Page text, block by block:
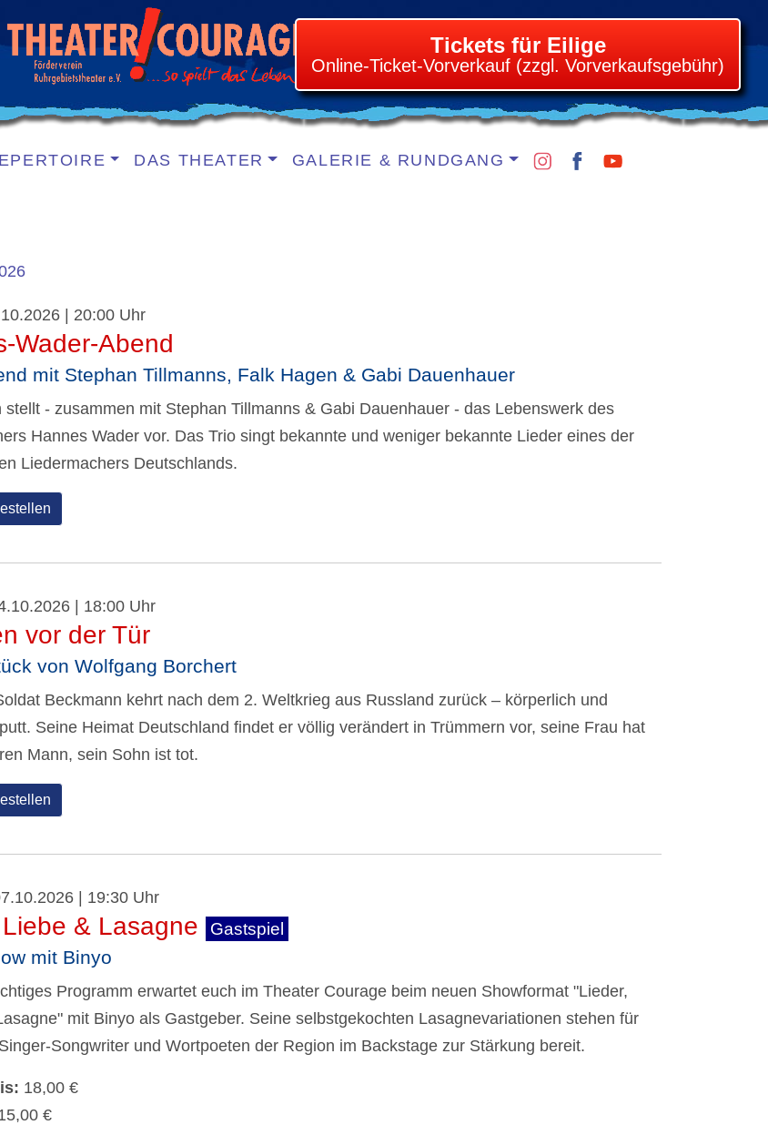
Tickets für Eilige
Online-Ticket-Vorverkauf (zzgl. Vorverkaufsgebühr)
DAS THEATER GALERIE & RUNDGANG
| 20:00 Uhr
Wader-Abend
mit Stephan Tillmanns, Falk Hagen & Gabi Dauenhauer
stellt - zusammen mit Stephan Tillmanns & Gabi Dauenhauer - das Lebenswerk des
Hannes Wader vor. Das Trio singt bekannte und weniger bekannte Lieder eines der
Liedermachers Deutschlands.
| 18:00 Uhr
vor der Tür
von Wolfgang Borchert
Beckmann kehrt nach dem 2. Weltkrieg aus Russland zurück – körperlich und
Seine Heimat Deutschland findet er völlig verändert in Trümmern vor, seine Frau hat
Mann, sein Sohn ist tot.
| 19:30 Uhr
& Lasagne Gastspiel
mit Binyo
Programm erwartet euch im Theater Courage beim neuen Showformat "Lieder,
mit Binyo als Gastgeber. Seine selbstgekochten Lasagnevariationen stehen für
Songwriter und Wortpoeten der Region im Backstage zur Stärkung bereit.
18,00 €
€